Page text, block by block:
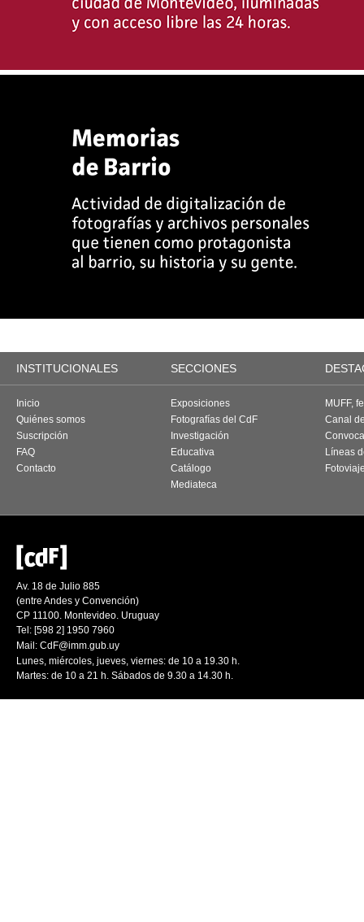
INSTITUCIONALES SECCIONES
Inicio
Quiénes somos
Suscripción
FAQ
Contacto
Exposiciones
Fotografías del CdF
Investigación
Educativa
Catálogo
Mediateca
MUFF,
Canal
Líneas
Av. 18 de Julio 885
(entre Andes y Convención)
CP 11100. Montevideo. Uruguay
Tel: [598 2] 1950 7960
Mail: CdF@imm.gub.uy
Lunes, miércoles, jueves, viernes: de 10 a 19.30 h.
Martes: de 10 a 21 h. Sábados de 9.30 a 14.30 h.